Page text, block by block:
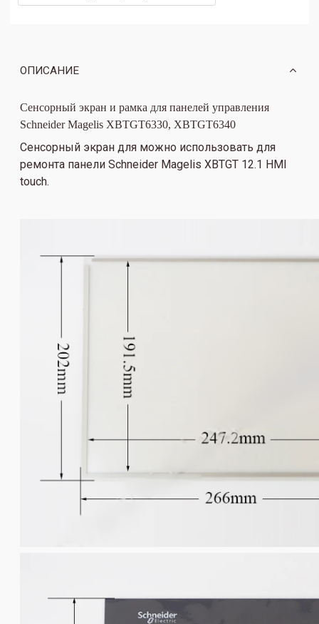
ОПИСАНИЕ
Сенсорный экран и рамка для панелей управления
Schneider Magelis XBTGT6330, XBTGT6340
Сенсорный экран для можно использовать для
ремонта панели Schneider Magelis XBTGT 12.1 HMI
touch.